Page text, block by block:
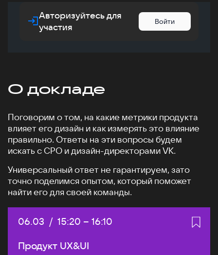
Авторизуйтесь для
участия
Войти
О докладе
Поговорим о том, на какие метрики продукта
влияет его дизайн и как измерять это влияние
правильно. Ответы на эти вопросы будем
искать с CPO и дизайн-директорами VK.
Универсальный ответ не гарантируем, зато
точно поделимся опытом, который поможет
найти его для своей команды.
Дата:
06.03 / Начало:
15:20 – Конец:
16:10
Продукт UX&UI